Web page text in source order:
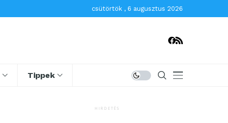
csütörtök , 6 augusztus 2026
Tippek
HIRDETÉS